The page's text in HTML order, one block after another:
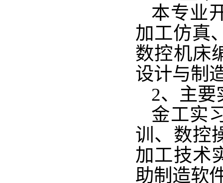
本专业
加工仿真
数控机床
设计与制
2、主要
金工实
训、数控
加工技术
助制造软